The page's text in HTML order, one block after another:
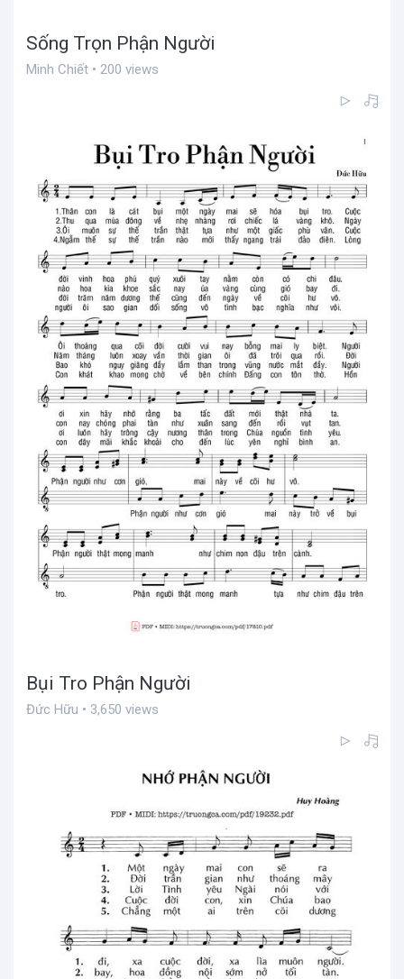
Sống Trọn Phận Người
Minh Chiết • 200 views
Bụi Tro Phận Người
Đức Hữu • 3,650 views